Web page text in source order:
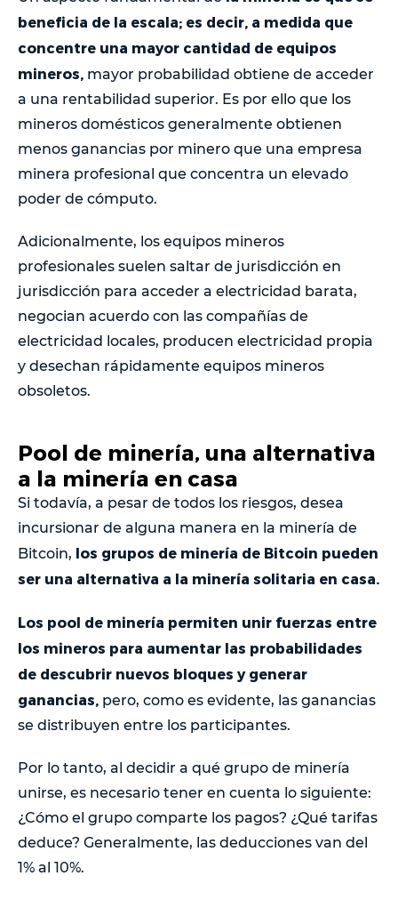
beneficia de la escala; es decir, a medida que
concentre una mayor cantidad de equipos
mineros, mayor probabilidad obtiene de acceder
a una rentabilidad superior. Es por ello que los
mineros domésticos generalmente obtienen
menos ganancias por minero que una empresa
minera profesional que concentra un elevado
poder de cómputo.
Adicionalmente, los equipos mineros
profesionales suelen saltar de jurisdicción en
jurisdicción para acceder a electricidad barata,
negocian acuerdo con las compañías de
electricidad locales, producen electricidad propia
y desechan rápidamente equipos mineros
obsoletos.
Pool de minería, una alternativa
a la minería en casa
Si todavía, a pesar de todos los riesgos, desea
incursionar de alguna manera en la minería de
Bitcoin, los grupos de minería de Bitcoin pueden
ser una alternativa a la minería solitaria en casa.
Los pool de minería permiten unir fuerzas entre
los mineros para aumentar las probabilidades
de descubrir nuevos bloques y generar
ganancias, pero, como es evidente, las ganancias
se distribuyen entre los participantes.
Por lo tanto, al decidir a qué grupo de minería
unirse, es necesario tener en cuenta lo siguiente:
¿Cómo el grupo comparte los pagos? ¿Qué tarifas
deduce? Generalmente, las deducciones van del
1% al 10%.